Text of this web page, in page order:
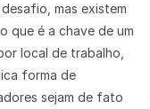
mas existem
que é a chave de um
local de trabalho,
forma de
sejam de fato